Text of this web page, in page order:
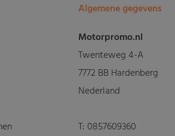
Algemene gegevens
Motorpromo.nl
Twenteweg 4-A
7772 BB Hardenberg
Nederland
T:0857609360